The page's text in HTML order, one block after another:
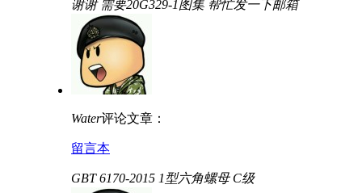
谢谢 需要20G329-1图集 帮忙发一下邮箱
Water评论文章：
留言本
GBT 6170-2015 1型六角螺母 C级